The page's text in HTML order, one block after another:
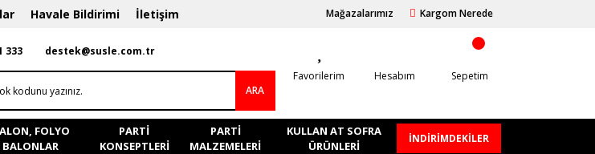
Havale Bildirimi İletişim Mağazalarımız Kargom Nerede
333 destek@susle.com.tr
ARA
Favorilerim Hesabım Sepetim
FOLYO
BALONLAR
PARTI
KONSEPTLERI
PARTI
MALZEMELERI
KULLAN AT SOFRA
ÜRÜNLERI
İNDİRİMDEKİLER